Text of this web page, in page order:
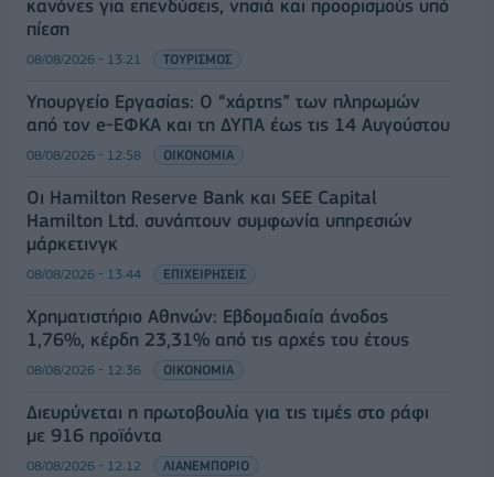
κανόνες για επενδύσεις, νησιά και προορισμούς υπό
πίεση
08/08/2026 - 13:21 ΤΟΥΡΙΣΜΟΣ
Υπουργείο Εργασίας: Ο “χάρτης” των πληρωμών
από τον e-ΕΦΚΑ και τη ΔΥΠΑ έως τις 14 Αυγούστου
08/08/2026 - 12:58 ΟΙΚΟΝΟΜΙΑ
Οι Hamilton Reserve Bank και SEE Capital
Hamilton Ltd. συνάπτουν συμφωνία υπηρεσιών
μάρκετινγκ
08/08/2026 - 13:44 ΕΠΙΧΕΙΡΗΣΕΙΣ
Χρηματιστήριο Αθηνών: Εβδομαδιαία άνοδος
1,76%, κέρδη 23,31% από τις αρχές του έτους
08/08/2026 - 12:36 ΟΙΚΟΝΟΜΙΑ
Διευρύνεται η πρωτοβουλία για τις τιμές στο ράφι
με 916 προϊόντα
08/08/2026 - 12:12 ΛΙΑΝΕΜΠΟΡΙΟ